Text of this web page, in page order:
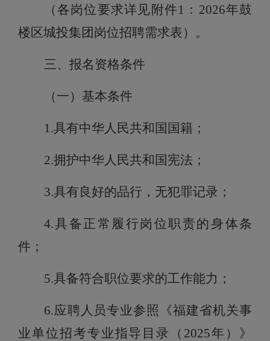
（各岗位要求详 见附件1：2026年鼓
楼区城投集团岗位招聘需求表）。
三、 报名资格条件
（一）基本条件
1.具有中华人民共和国国籍；
2.拥护中华人民共和国宪法；
3.具有良好的品行， 无犯罪记录 ；
4.具备正常履行岗位职责的身体条
件；
5.具备符合职位要求的工作能力；
6.应聘人员专业参照《福建省机关事
业单位招考专业指导目录（2025年）》